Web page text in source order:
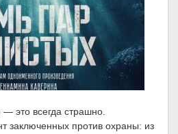
— это всегда страшно.
заключенных против охраны: из